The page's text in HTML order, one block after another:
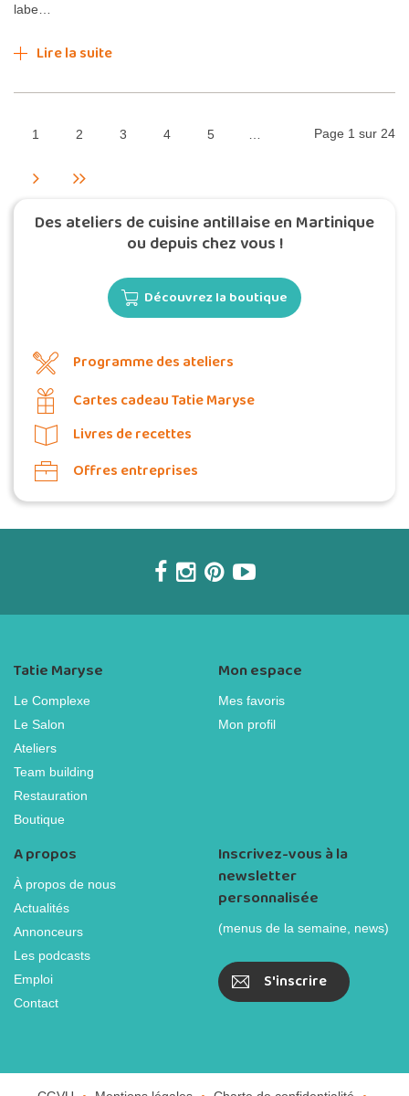
labe…
Lire la suite
Page 1 sur 24
1 2 3 4 5
Des ateliers de cuisine antillaise en Martinique
ou depuis chez vous !
Découvrez la boutique
Programme des ateliers
Cartes cadeau Tatie Maryse
Livres de recettes
Offres entreprises
Tatie Maryse
Le Complexe
Le Salon
Ateliers
Team building
Restauration
Boutique
Mon espace
Mes favoris
Mon profil
A propos
À propos de nous
Actualités
Annonceurs
Les podcasts
Emploi
Contact
Inscrivez-vous à la
newsletter
personnalisée
(menus de la semaine, news)
S'inscrire